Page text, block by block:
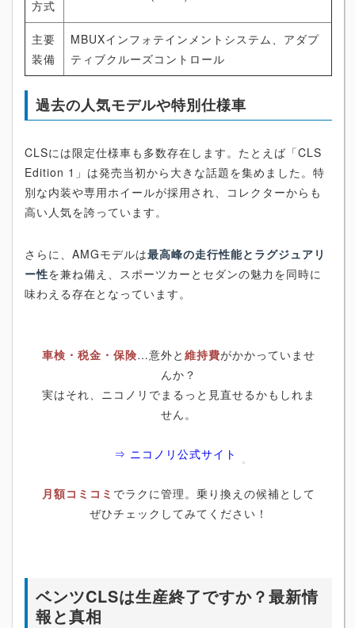
方式
主要
装備
MBUXインフォテインメントシステム、アダプ
ティブクルーズコントロール
過去の人気モデルや特別仕様車
CLSには限定仕様車も多数存在します。たとえば「CLS
Edition 1」は発売当初から大きな話題を集めました。特
別な内装や専用ホイールが採用され、コレクターからも
高い人気を誇っています。
さらに、AMGモデルは最高峰の走行性能とラグジュアリ
ー性を兼ね備え、スポーツカーとセダンの魅力を同時に
味わえる存在となっています。
車検・税金・保険…意外と 維持費がかかっていませ
んか？
実はそれ、ニコノリでまるっと見直せるかもしれま
せん。
⇒ ニコノリ公式サイト
月額コミコミ でラクに管理。乗り換えの候補として
ぜひチェックしてみてください！
ベンツCLSは生産終了ですか？最新情
報と真相